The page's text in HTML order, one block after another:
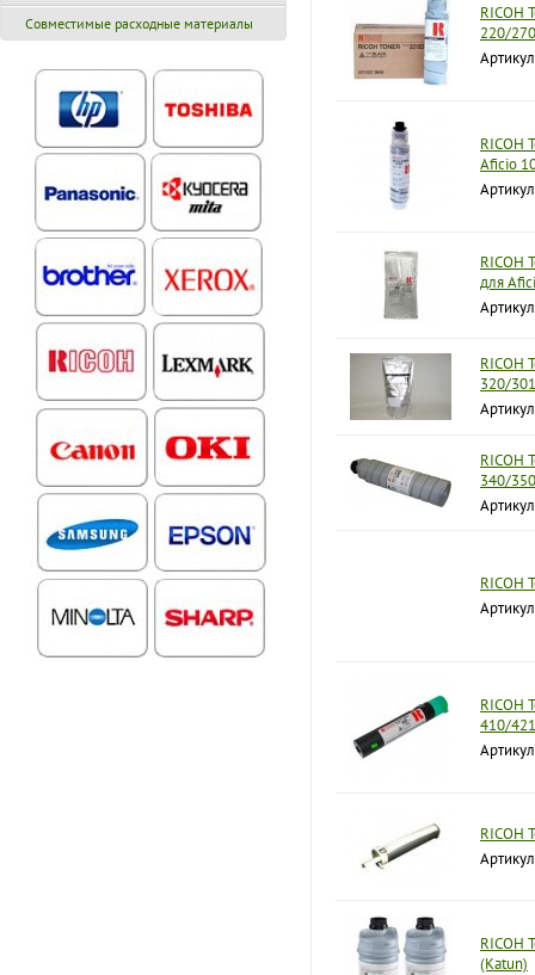
Совместимые расходные материалы
RICOH
220/270
RICOH
Aficio
RICOH
для
RICOH
320/
RICOH
340/
RICOH
RICOH
410/
RICOH
RICOH
(Katun)